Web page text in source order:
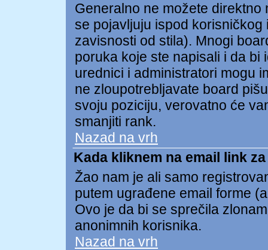
Generalno ne možete
se pojavljuju ispod
zavisnosti od stila). Mnogi
poruka koje ste napisali i da bi
urednici i administratori mogu
ne zloupotrebljavate board
svoju poziciju, verovatno će
smanjiti rank.
Nazad na vrh
Kada kliknem na email link
Žao nam je ali samo
putem ugrađene email forme
Ovo je da bi se sprečila
anonimnih korisnika.
Nazad na vrh